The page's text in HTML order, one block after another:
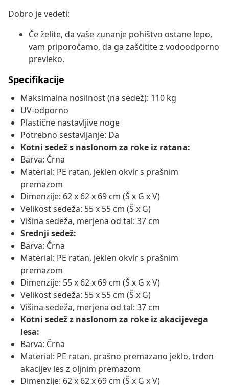
Dobro je vedeti:
Če želite, da vaše zunanje pohištvo ostane lepo,
vam priporočamo, da ga zaščitite z vodoodporno
prevleko.
Specifikacije
Maksimalna nosilnost (na sedež): 110 kg
UV-odporno
Plastične nastavljive noge
Potrebno sestavljanje: Da
Kotni sedež s naslonom za roke iz ratana:
Barva: Črna
Material: PE ratan, jeklen okvir s prašnim
premazom
Dimenzije: 62 x 62 x 69 cm (Š x G x V)
Velikost sedeža: 55 x 55 cm (Š x G)
Višina sedeža, merjena od tal: 37 cm
Srednji sedež:
Barva: Črna
Material: PE ratan, jeklen okvir s prašnim
premazom
Dimenzije: 55 x 62 x 69 cm (Š x G x V)
Velikost sedeža: 55 x 55 cm (Š x G)
Višina sedeža, merjena od tal: 37 cm
Kotni sedež z naslonom za roke iz akacijevega
lesa:
Barva: Črna
Material: PE ratan, prašno premazano jeklo, trden
akacijev les z oljnim premazom
Dimenzije: 62 x 62 x 69 cm (Š x G x V)